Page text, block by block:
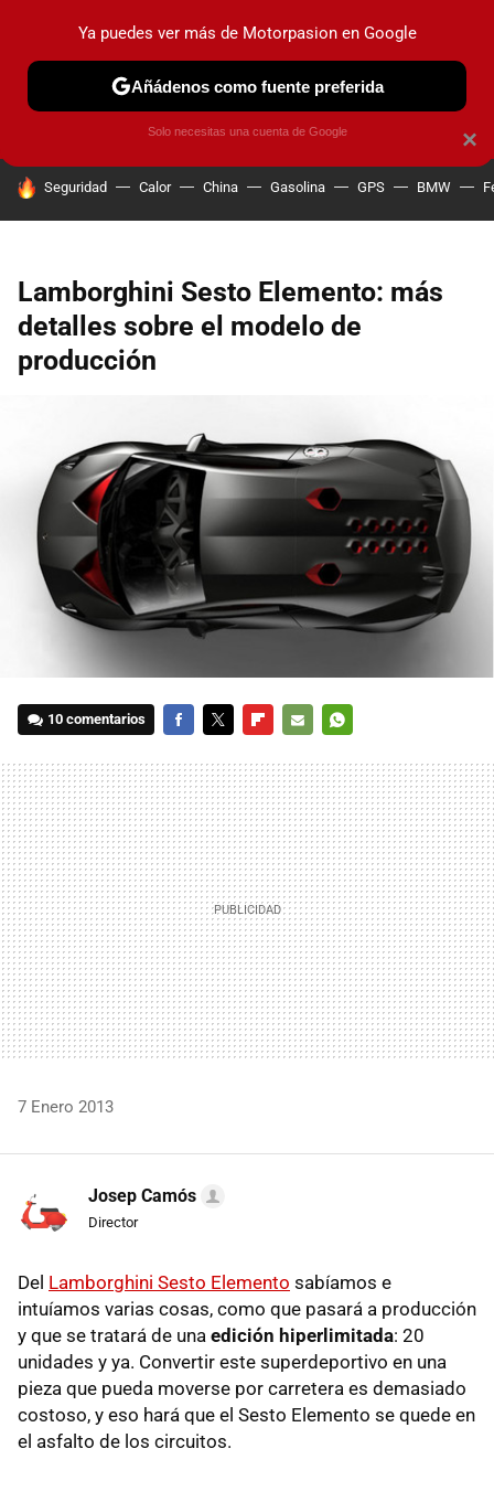
PRUEBAS COCHES ELÉCTRICOS OBSERVATORIO
HOY SE HABLA DE
Seguridad Calor China Gasolina GPS BMW
Lamborghini Sesto Elemento: más
detalles sobre el modelo de
producción
10 comentarios
MAIL
7 Enero 2013
Josep Camós
Director
Del Lamborghini Sesto Elemento sabíamos e
intuíamos varias cosas, como que pasará a producción
y que se tratará de una edición hiperlimitada: 20
unidades y ya. Convertir este superdeportivo en una
pieza que pueda moverse por carretera es demasiado
costoso, y eso hará que el Sesto Elemento se quede en
el asfalto de los circuitos.
×
Ya puedes ver más de Motorpasion en Google
Añádenos como fuente preferida
Solo necesitas una cuenta de Google